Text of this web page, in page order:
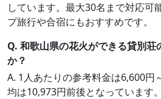
しています。最大30名まで対応可
プ旅行や合宿にもおすすめです。
Q. 和歌山県の花火ができる貸別
か？
A. 1人あたりの参考料金は6,600円
均は10,973円前後となっています